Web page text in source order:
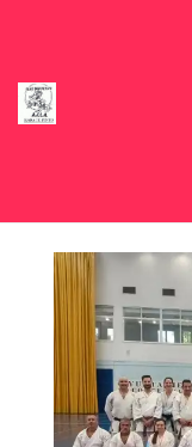
Horarios
Información e
Tienda